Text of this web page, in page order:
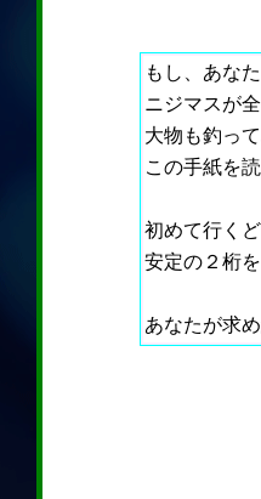
もし、あな
ニジマスが
大物も釣っ
この手紙を
初めて行く
安定の２桁
あなたが求